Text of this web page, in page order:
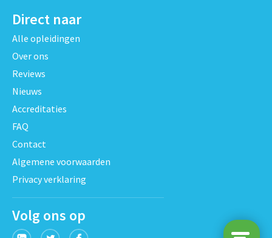
Direct naar
Alle opleidingen
Over ons
Reviews
Nieuws
Accreditaties
FAQ
Contact
Algemene voorwaarden
Privacy verklaring
Volg ons op